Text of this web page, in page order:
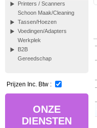
Printers / Scanners
Schoon Maak/Cleaning
Tassen/Hoezen
Voedingen/Adapters
Werkplek
B2B
Gereedschap
Prijzen Inc. Btw :
ONZE
DIENSTEN